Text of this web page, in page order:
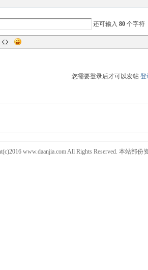
还可输入 80 个字符
您需要登录后才可以发帖 登
www.daanjia.com All Rights Reserved. 本站